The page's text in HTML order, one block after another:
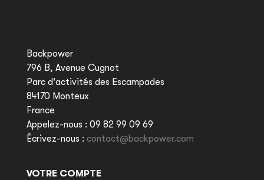
Backpower
796 B, Avenue Cugnot
Parc d'activités des Escampades
84170 Monteux
France
Appelez-nous : 09 82 99 09 69
Écrivez-nous : contact@backpower.com
VOTRE COMPTE